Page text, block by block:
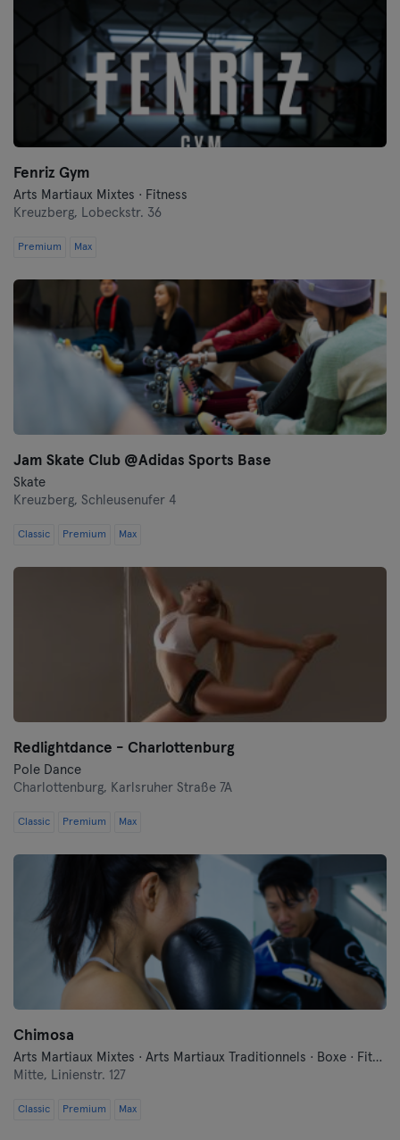
Fenriz Gym
Arts Martiaux Mixtes · Fitness
Kreuzberg, Lobeckstr. 36
Premium Max
Jam Skate Club @Adidas Sports Base
Skate
Kreuzberg, Schleusenufer 4
Classic Premium Max
Redlightdance - Charlottenburg
Pole Dance
Charlottenburg, Karlsruher Straße 7A
Classic Premium Max
Chimosa
Arts Martiaux Mixtes · Arts Martiaux Traditionnels · Boxe · Fitness · Free Fight · Qi Gong et Tai Chi · Self-défense
Mitte, Linienstr. 127
Classic Premium Max